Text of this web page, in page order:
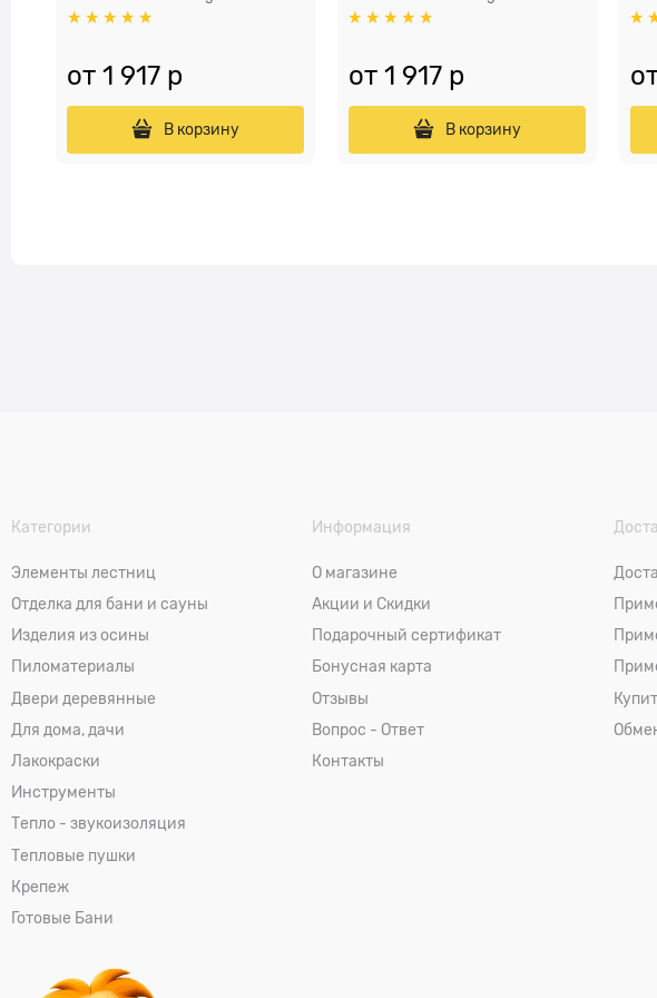
от 1 917 р
В корзину
от 1 917 р
В корзину
Категории
Элементы лестниц
Отделка для бани и сауны
Изделия из осины
Пиломатериалы
Двери деревянные
Для дома, дачи
Лакокраски
Инструменты
Тепло - звукоизоляция
Тепловые пушки
Крепеж
Готовые Бани
Информация
О магазине
Акции и Скидки
Подарочный сертификат
Бонусная карта
Отзывы
Вопрос - Ответ
Контакты